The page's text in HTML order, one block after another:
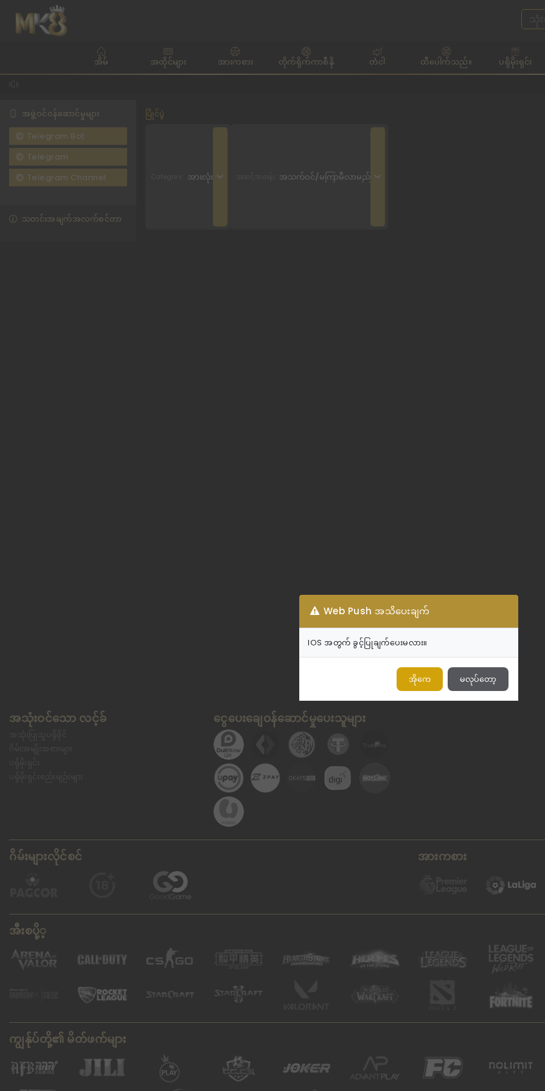
အိမ် အထိုင်များ အားကစား တိုက်ရိုက်ကာစီနို တံငါ ထီပေါက်သည်။ ပရိုမိုးရှင်း
အဖွဲ့ဝင်ဝန်ဆောင်မှုများ
Telegram Bot
Telegram
Telegram Channel
သတင်းအချက်အလက်စင်တာ
ပြိုင်ပွဲ
အားလုံး အသက်ဝင်/မကြာမီလာမည်
အသုံးဝင်သော လင့်ခ်
အသုံးပြုသူပရိုဖိုင်
ဂိမ်းအမျိုးအစားများ
ပရိုမိုးရှင်းစည်းမျဉ်းများ
ငွေပေးချေဝန်ဆောင်မှုပေးသူများ
ဂိမ်းများလိုင်စင် အားကစား
အီးစပို့့
ကျွန်ုပ်တို့၏ မိတ်ဖက်များ
Web Push အသိပေးချက်
IOS အတွက် ခွင့်ပြုချက်ပေးမလား။
အိုကေ မလုပ်တော့